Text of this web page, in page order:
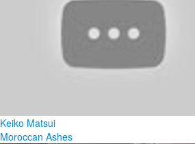
Keiko Matsui
Moroccan Ashes